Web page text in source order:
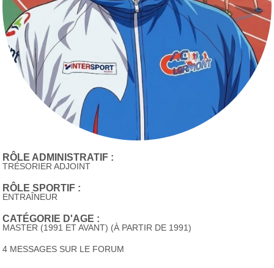
RÔLE ADMINISTRATIF :
TRÉSORIER ADJOINT
RÔLE SPORTIF :
ENTRAÎNEUR
CATÉGORIE D'AGE :
MASTER (1991 ET AVANT) (À PARTIR DE 1991)
4 MESSAGES SUR LE FORUM